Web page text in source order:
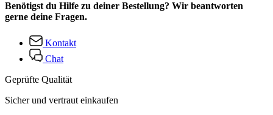
Benötigst du Hilfe zu deiner Bestellung? Wir beantworten
gerne deine Fragen.
Kontakt
Chat
Geprüfte Qualität
Sicher und vertraut einkaufen